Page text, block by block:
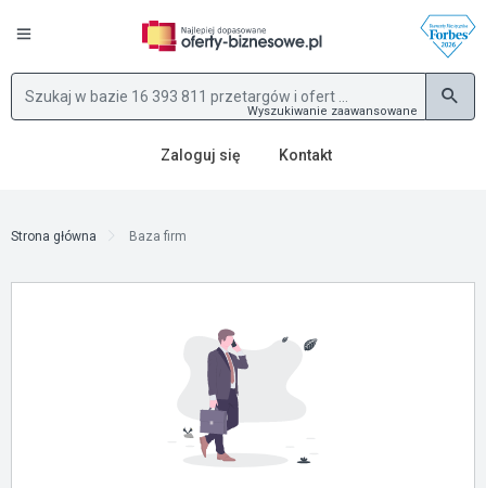
Wyszukiwanie zaawansowane
Zaloguj się Kontakt
Strona główna Baza firm